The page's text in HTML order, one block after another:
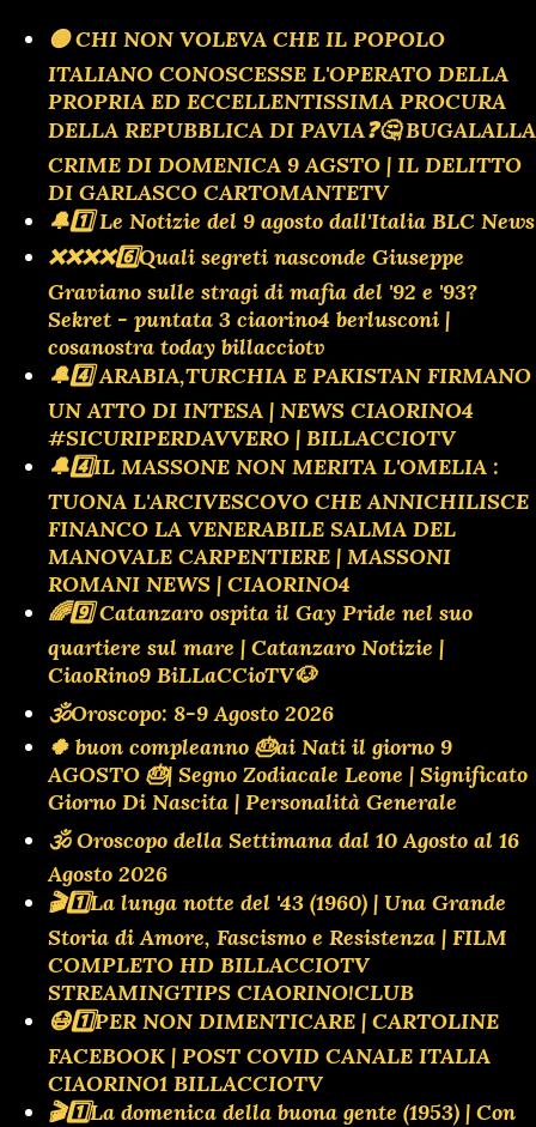
🟡 CHI NON VOLEVA CHE IL POPOLO
ITALIANO CONOSCESSE L'OPERATO DELLA
PROPRIA ED ECCELLENTISSIMA PROCURA
DELLA REPUBBLICA DI PAVIA❓️🤔 BUGALALLA
CRIME DI DOMENICA 9 AGSTO | IL DELITTO
DI GARLASCO CARTOMANTETV
🔔1️⃣ Le Notizie del 9 agosto dall'Italia BLC News
❌️❌️❌️❌️6️⃣Quali segreti nasconde Giuseppe
Graviano sulle stragi di mafia del '92 e '93?
Sekret - puntata 3 ciaorino4 berlusconi |
cosanostra today billacciotv
🔔4️⃣ ARABIA,TURCHIA E PAKISTAN FIRMANO
UN ATTO DI INTESA | NEWS CIAORINO4
#SICURIPERDAVVERO | BILLACCIOTV
🔔4️⃣IL MASSONE NON MERITA L'OMELIA :
TUONA L'ARCIVESCOVO CHE ANNICHILISCE
FINANCO LA VENERABILE SALMA DEL
MANOVALE CARPENTIERE | MASSONI
ROMANI NEWS | CIAORINO4
🌈9️⃣ Catanzaro ospita il Gay Pride nel suo
quartiere sul mare | Catanzaro Notizie |
CiaoRino9 BiLLaCCioTV🐶
🕉Oroscopo: 8-9 Agosto 2026
🍀 buon compleanno 🎂ai Nati il giorno 9
AGOSTO 🎂| Segno Zodiacale Leone | Significato
Giorno Di Nascita | Personalità Generale
🕉 Oroscopo della Settimana dal 10 Agosto al 16
Agosto 2026
🎬1️⃣La lunga notte del '43 (1960) | Una Grande
Storia di Amore, Fascismo e Resistenza | FILM
COMPLETO HD BILLACCIOTV
STREAMINGTIPS CIAORINO!CLUB
😷1️⃣PER NON DIMENTICARE | CARTOLINE
FACEBOOK | POST COVID CANALE ITALIA
CIAORINO1 BILLACCIOTV
🎬1️⃣La domenica della buona gente (1953) | Con